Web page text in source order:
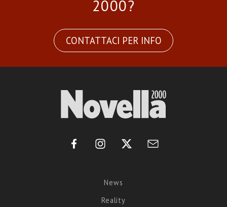
2000?
CONTATTACI PER INFO
News
Reality